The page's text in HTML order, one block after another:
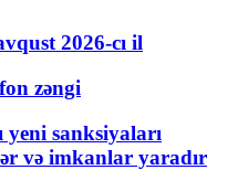
2026-cı il
zəngi
yeni sanksiyaları
və imkanlar yaradır